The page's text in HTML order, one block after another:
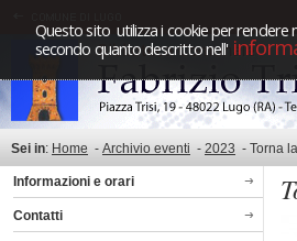
Questo sito utilizza i cookie per rendere
secondo quanto descritto nell'
Sei in: Home - Archivio eventi - 2023 - Torna
Informazioni e orari
Contatti